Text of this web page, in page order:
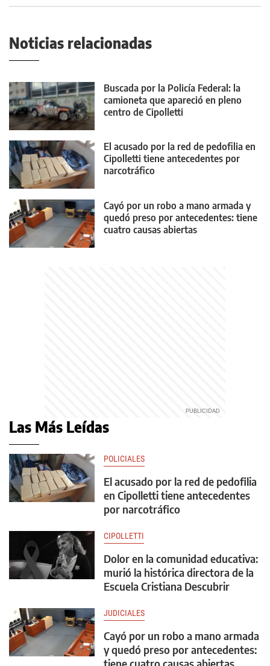
Noticias relacionadas
Buscada por la Policía Federal: la
camioneta que apareció en pleno
centro de Cipolletti
El acusado por la red de pedofilia en
Cipolletti tiene antecedentes por
narcotráfico
Cayó por un robo a mano armada y
quedó preso por antecedentes: tiene
cuatro causas abiertas
Las Más Leídas
POLICIALES
El acusado por la red de pedofilia
en Cipolletti tiene antecedentes
por narcotráfico
CIPOLLETTI
Dolor en la comunidad educativa:
murió la histórica directora de la
Escuela Cristiana Descubrir
JUDICIALES
Cayó por un robo a mano armada
y quedó preso por antecedentes: